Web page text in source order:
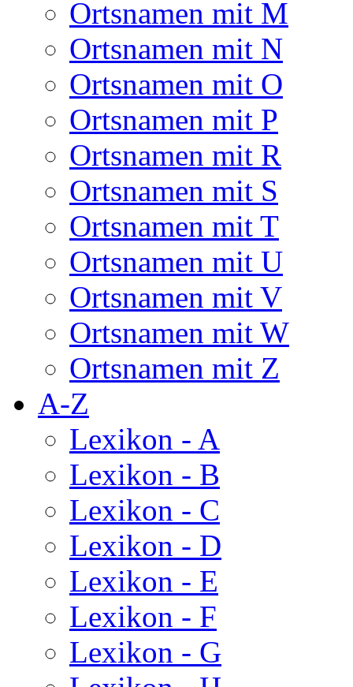
Ortsnamen mit M
Ortsnamen mit N
Ortsnamen mit O
Ortsnamen mit P
Ortsnamen mit R
Ortsnamen mit S
Ortsnamen mit T
Ortsnamen mit U
Ortsnamen mit V
Ortsnamen mit W
Ortsnamen mit Z
A-Z
Lexikon - A
Lexikon - B
Lexikon - C
Lexikon - D
Lexikon - E
Lexikon - F
Lexikon - G